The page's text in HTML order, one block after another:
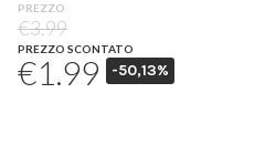
PREZZO
€3.99
PREZZO SCONTATO
€1.99 -50,13%